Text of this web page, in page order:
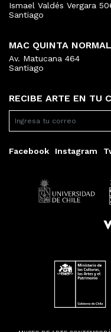
RECIBE ARTE EN TU
Facebook Instagram
Ismael Valdés Vergara
Santiago
MAC QUINTA NORMAL
Av. Matucana 464
Santiago